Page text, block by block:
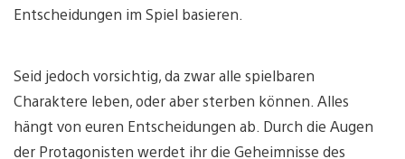
Entscheidungen im Spiel basieren.
Seid jedoch vorsichtig, da zwar alle spielbaren
Charaktere leben, oder aber sterben können. Alles
hängt von euren Entscheidungen ab. Durch die Augen
der Protagonisten werdet ihr die Geheimnisse des